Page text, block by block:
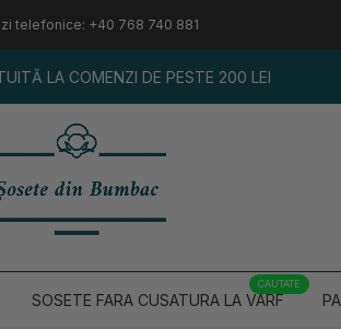
telefonice: +40 768 740 881
LA COMENZI DE PESTE 200 LEI
SOSETE FARA CUSATURA LA VARF
CAUTATE